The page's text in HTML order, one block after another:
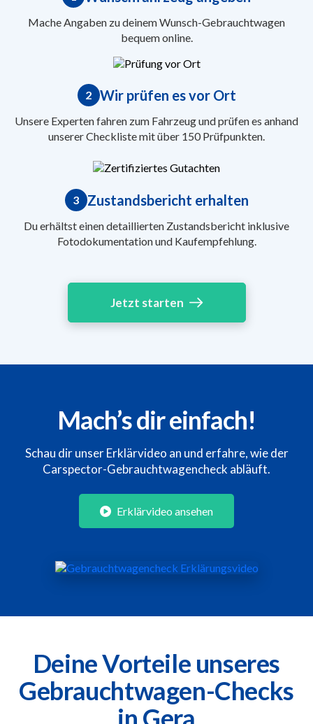
Mache Angaben zu deinem Wunsch-Gebrauchtwagen
bequem online.
2 Wir prüfen es vor Ort
Unsere Experten fahren zum Fahrzeug und prüfen es anhand
unserer Checkliste mit über 150 Prüfpunkten.
3 Zustandsbericht erhalten
Du erhältst einen detaillierten Zustandsbericht inklusive
Fotodokumentation und Kaufempfehlung.
Jetzt starten
Mach’s dir einfach!
Schau dir unser Erklärvideo an und erfahre, wie der
Carspector-Gebrauchtwagencheck abläuft.
Erklärvideo ansehen
Deine Vorteile unseres
Gebrauchtwagen-Checks
in Gera